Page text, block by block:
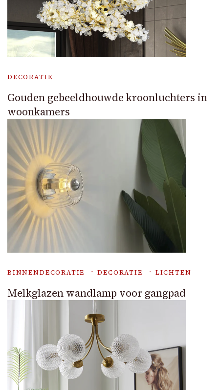
DECORATIE
Gouden gebeeldhouwde kroonluchters in
woonkamers
BINNENDECORATIE DECORATIE LICHTEN
Melkglazen wandlamp voor gangpad